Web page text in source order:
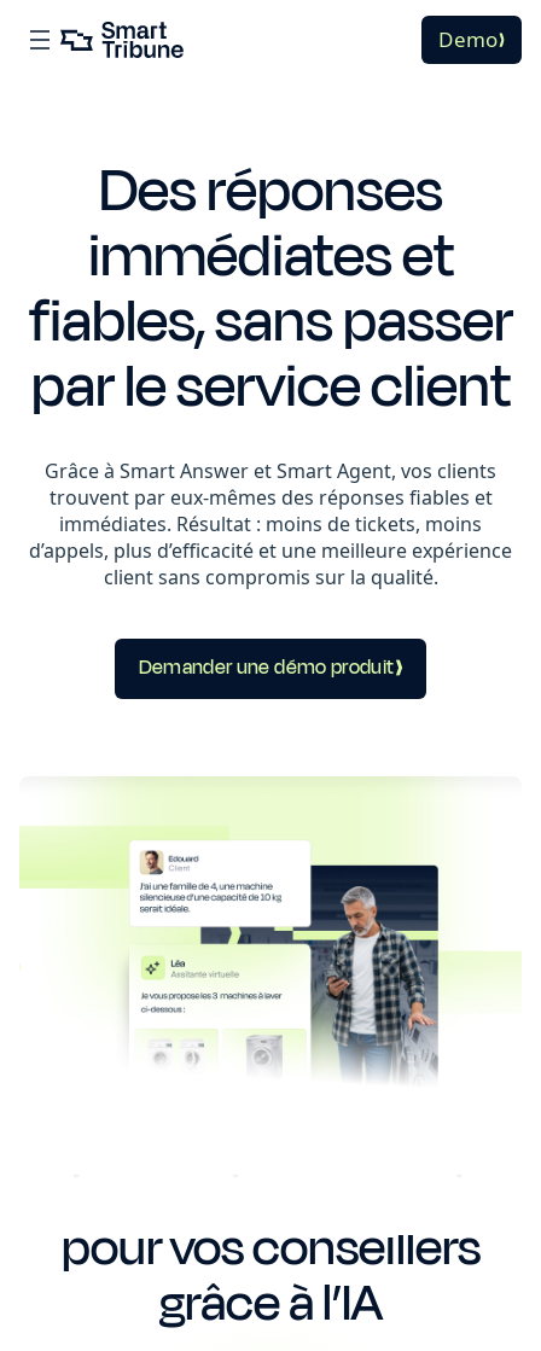
Demo
Des réponses
immédiates et
fiables, sans passer
par le service client
Grâce à Smart Answer et Smart Agent, vos clients
trouvent par eux-mêmes des réponses fiables et
immédiates. Résultat : moins de tickets, moins
d’appels, plus d’efficacité et une meilleure expérience
client sans compromis sur la qualité.
Demander une démo produit
pour vos conseillers
grâce à l’IA